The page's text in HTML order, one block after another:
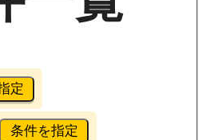
定
条件を指定